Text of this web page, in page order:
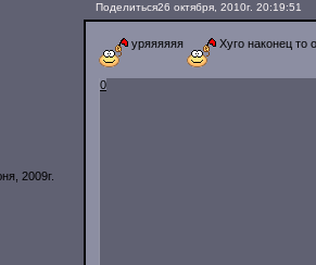
Поделиться26 октября, 2010г. 20:19:51
2009г.
уряяяяяя Хуго наконец то
0